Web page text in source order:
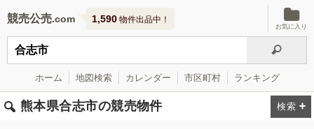
競売公売 1,590 物件出品中！
お気に入り
ホーム 地図検索 カレンダー 市区町村 ランキング
熊本県合志市の競売物件